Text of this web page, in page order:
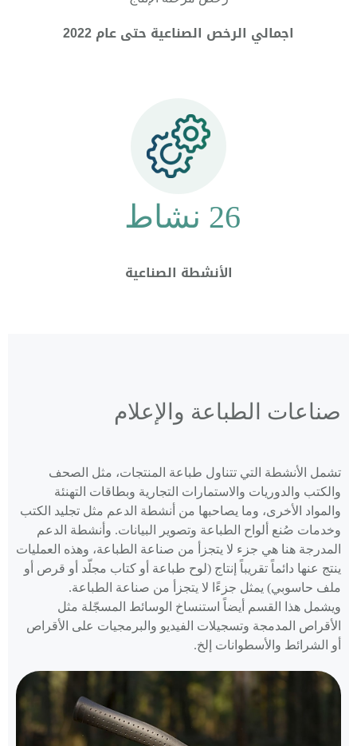
اجمالي الرخص الصناعية حتى عام 2022
26 نشاط
الأنشطة الصناعية
صناعات الطباعة والإعلام
تشمل الأنشطة التي تتناول طباعة المنتجات، مثل الصحف
والكتب والدوريات والاستمارات التجارية وبطاقات التهنئة
والمواد الأخرى، وما يصاحبها من أنشطة الدعم مثل تجليد الكتب
وخدمات صُنع ألواح الطباعة وتصوير البيانات. وأنشطة الدعم
المدرجة هنا هي جزء لا يتجزأ من صناعة الطباعة، وهذه العمليات
ينتج عنها دائماً تقريباً إنتاج (لوح طباعة أو كتاب مجلّد أو قرص أو
ملف حاسوبي) يمثل جزءًا لا يتجزأ من صناعة الطباعة.
ويشمل هذا القسم أيضاً استنساخ الوسائط المسجّلة مثل
الأقراص المدمجة وتسجيلات الفيديو والبرمجيات على الأقراص
أو الشرائط والأسطوانات إلخ.